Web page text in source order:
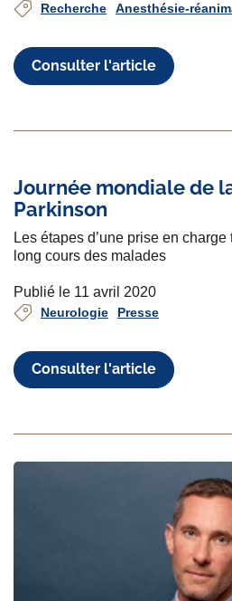
Recherche Anesthésie-
Consulter l'article
Journée mondiale de
Parkinson
Les étapes d’une prise en
long cours des malades
Publié le 11 avril 2020
Neurologie Presse
Consulter l'article